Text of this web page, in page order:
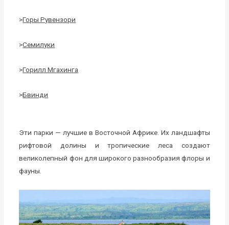
>Горы Рувензори
>Семилуки
>Горилл Мгахинга
>Бвинди
Эти парки — лучшие в Восточной Африке. Их ландшафты
рифтовой долины и тропические леса создают
великолепный фон для широкого разнообразия флоры и
фауны.